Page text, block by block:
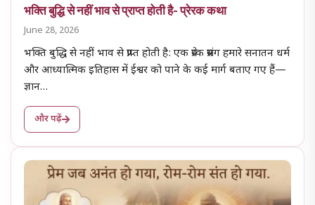
भक्ति बुद्धि से नहीं भाव से प्राप्त होती है- प्रेरक कथा
June 28, 2026
भक्ति बुद्धि से नहीं भाव से प्राप्त होती है: एक प्रेरक प्रसंग हमारे सनातन धर्म
और आध्यात्मिक इतिहास में ईश्वर को पाने के कई मार्ग बताए गए हैं—
ज्ञान…
और पढ़ें